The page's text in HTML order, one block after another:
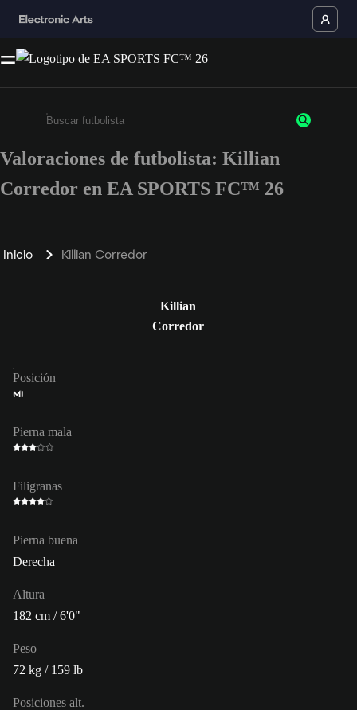
Escribe un mínimo de 3 caracteres o números.
Valoraciones de futbolista: Killian
Corredor en EA SPORTS FC™ 26
Inicio Killian Corredor
Killian
Corredor
Posición
MI
Pierna mala
Filigranas
Pierna buena
Derecha
Altura
182 cm / 6'0"
Peso
72 kg / 159 lb
Posiciones alt.